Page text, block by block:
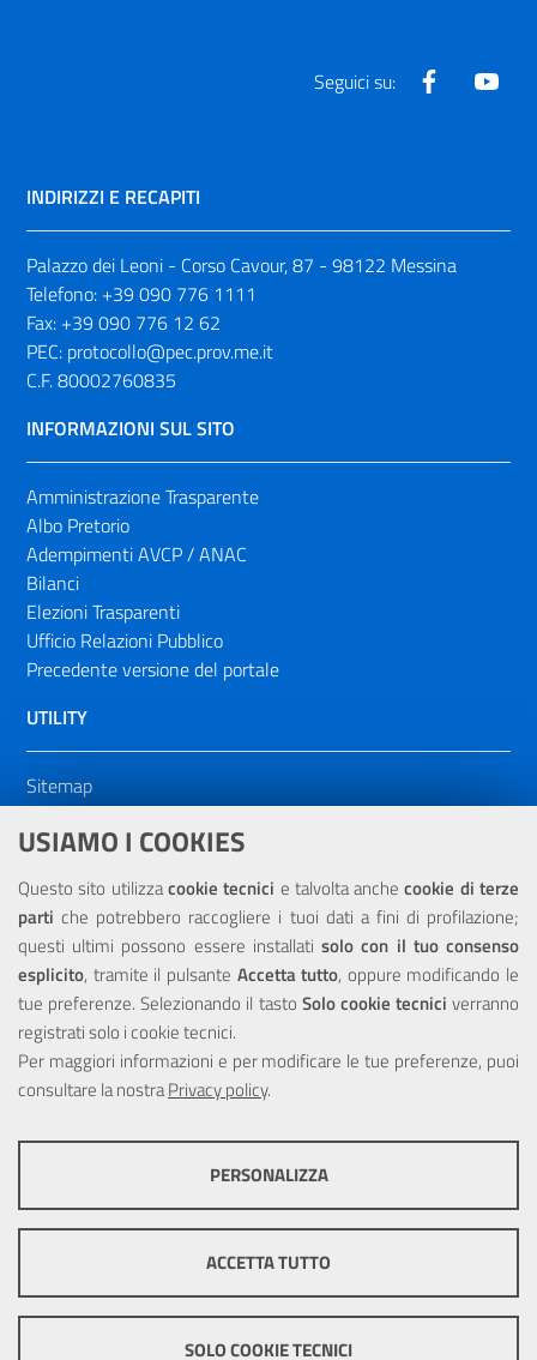
USIAMO I COOKIES
Questo sito utilizzacookie tecnici e talvolta anchecookie di terze
parti che potrebbero raccogliere i tuoi dati a fini di profilazione;
questi ultimi possono essere installatisolo con il tuo consenso
esplicito, tramite il pulsante Accetta tutto, oppure modificando le
tue preferenze. Selezionando il tasto Solo cookie tecnici verranno
registrati solo i cookie tecnici.
Per maggiori informazioni e per modificare le tue preferenze, puoi
consultare la nostraPrivacy policy.
ottimale per ogni utente. Essi non raccolgono i tuoi dati e le tue
informazioni di navigazione per scopi di marketing e profilazione, e
pertanto possono essere utilizzati senza bisogno di acquisire il tuo
PERSONALIZZA
ACCETTA TUTTO
SOLO COOKIE TECNICI
Seguici su: Facebook
INDIRIZZI E RECAPITI
Palazzo dei Leoni - Corso Cavour, 87 - 98122 Messina
Telefono: +39 090 776 1111
Fax: +39 090 776 12 62
PEC: protocollo@pec.prov.me.it
C.F. 80002760835
INFORMAZIONI SUL SITO
Amministrazione Trasparente
Albo Pretorio
Adempimenti AVCP / ANAC
Bilanci
Elezioni Trasparenti
Ufficio Relazioni Pubblico
Precedente versione del portale
UTILITY
Sitemap
Dichiarazione di accessibilità
NOTE LEGALI
Privacy
Portale realizzato con la partecipazione finanziaria dell'Unione
Europea tramite i fondi del POR Sicilia 2000/2006 Misura 6.05 -